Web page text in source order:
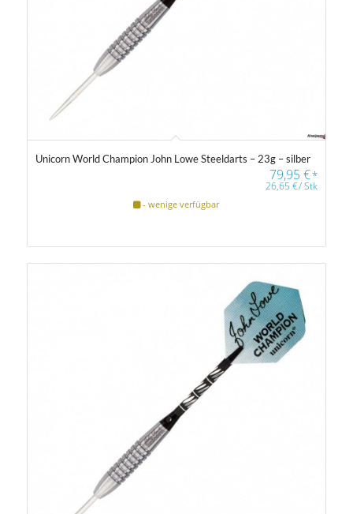
Unicorn World Champion John Lowe Steeldarts – 23g – silber
79,95€*
26,65€/Stk
- wenige verfügbar